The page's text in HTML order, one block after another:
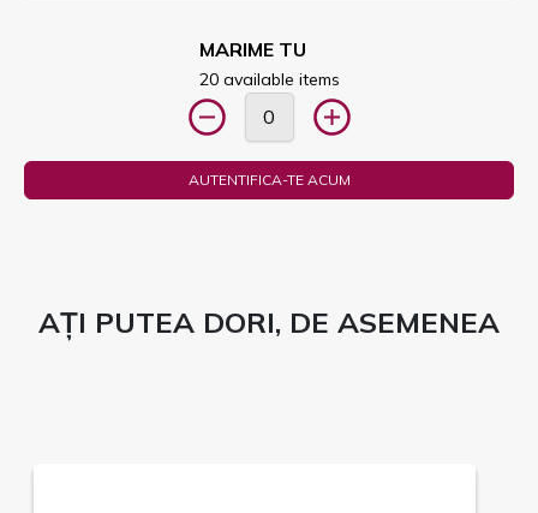
MARIME TU
20 available items
AUTENTIFICA-TE ACUM
AȚI PUTEA DORI, DE ASEMENEA